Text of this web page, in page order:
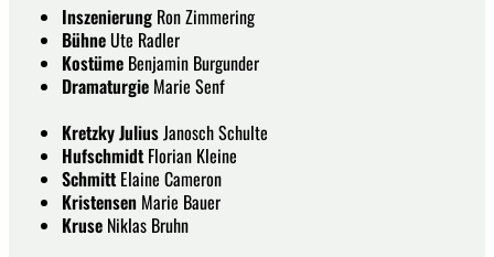
Inszenierung Ron Zimmering
BühneUte Radler
Kostüme Benjamin Burgunder
Dramaturgie Marie Senf
Kretzky JuliusJanosch Schulte
HufschmidtFlorian Kleine
SchmittElaine Cameron
Kristensen Marie Bauer
Kruse Niklas Bruhn